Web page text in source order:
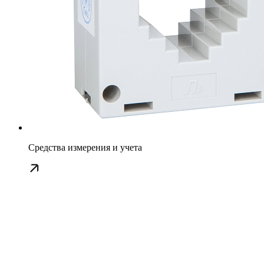
Средства измерения и учета